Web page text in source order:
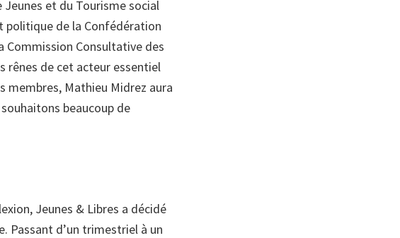
et du Tourisme social
politique de la Confédération
Commission Consultative des
rênes de cet acteur essentiel
membres, Mathieu Midrez aura
beaucoup de
Jeunes & Libres a décidé
Passant d’un trimestriel à un